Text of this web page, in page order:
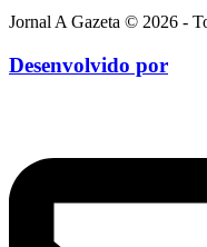
Jornal A Gazeta © 2026 -
Desenvolvido por